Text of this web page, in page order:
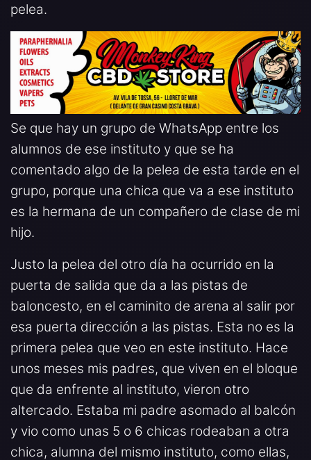
pelea.
Se que hay un grupo de WhatsApp entre los
alumnos de ese instituto y que se ha
comentado algo de la pelea de esta tarde en el
grupo, porque una chica que va a ese instituto
es la hermana de un compañero de clase de mi
hijo.
Justo la pelea del otro día ha ocurrido en la
puerta de salida que da a las pistas de
baloncesto, en el caminito de arena al salir por
esa puerta dirección a las pistas. Esta no es la
primera pelea que veo en este instituto. Hace
unos meses mis padres, que viven en el bloque
que da enfrente al instituto, vieron otro
altercado. Estaba mi padre asomado al balcón
y vio como unas 5 o 6 chicas rodeaban a otra
chica, alumna del mismo instituto, como ellas,